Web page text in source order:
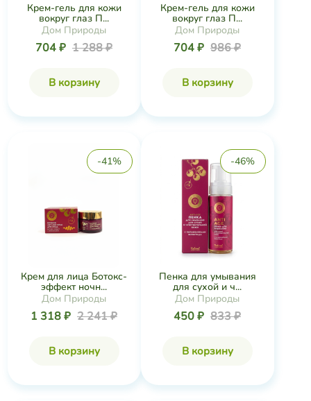
Крем-гель для кожи
вокруг глаз П...
Дом Природы
704 ₽ 1 288 ₽
В корзину
Крем-гель для кожи
вокруг глаз П...
Дом Природы
704 ₽ 986 ₽
В корзину
-41%
Крем для лица Ботокс-
эффект ночн...
Дом Природы
1 318 ₽ 2 241 ₽
В корзину
-46%
Пенка для умывания
для сухой и ч...
Дом Природы
450 ₽ 833 ₽
В корзину